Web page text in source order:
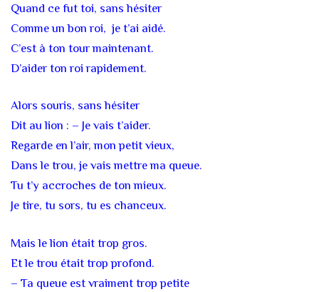
Quand ce fut toi, sans hésiter
Comme un bon roi, je t’ai aidé.
C’est à ton tour maintenant.
D’aider ton roi rapidement.
Alors souris, sans hésiter
Dit au lion : – Je vais t’aider.
Regarde en l’air, mon petit vieux,
Dans le trou, je vais mettre ma queue.
Tu t’y accroches de ton mieux.
Je tire, tu sors, tu es chanceux.
Mais le lion était trop gros.
Et le trou était trop profond.
– Ta queue est vraiment trop petite